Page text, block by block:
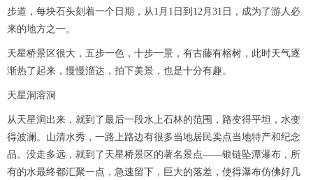
步道，每块石头刻着一个日期，从1月1日到12月31日，成为了游人必
来的地方之一。
天星桥景区很大，五步一色，十步一景，有古藤有榕树，此时天气逐
渐热了起来，慢慢溜达，拍下美景，也是十分有趣。
天星洞溶洞
从天星洞出来，就到了最后一段水上石林的范围，路变得平坦，水变
得波澜。山清水秀，一路上路边有很多当地居民卖点当地特产和纪念
品。没走多远，就到了天星桥景区的著名景点——银链坠潭瀑布，所
有的水最终都汇聚一点，急速留下，巨大的落差，使得瀑布仿佛好几